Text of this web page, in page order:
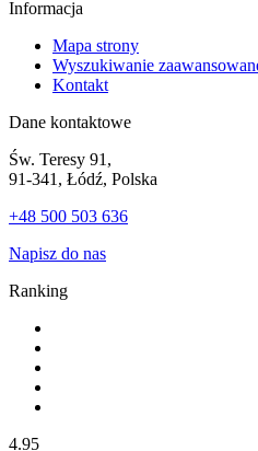
Informacja
Mapa strony
Wyszukiwanie
Kontakt
Dane kontaktowe
Św. Teresy 91,
91-341, Łódź, Polska
+48 500 503 636
Napisz do nas
Ranking
4.95